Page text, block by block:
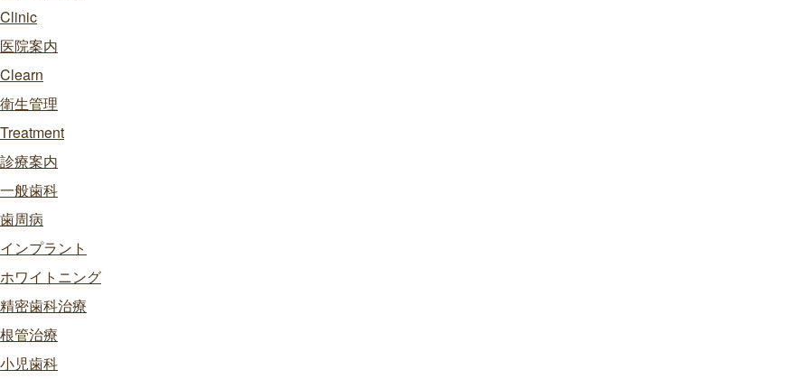
Clinic
医院案内
Clearn
衛生管理
Treatment
診療案内
一般歯科
歯周病
インプラント
ホワイトニング
精密歯科治療
根管治療
小児歯科